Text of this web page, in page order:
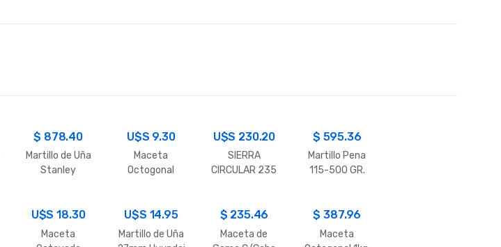
$ 878.40
Martillo de Uña
Stanley
U$S 9.30
Maceta
Octogonal
U$S 230.20
SIERRA
CIRCULAR 235
$ 595.36
Martillo Pena
115-500 GR.
U$S18.30
Maceta
U$S 14.95
Martillo de Uña
$ 235.46
Maceta de
$387.96
Maceta